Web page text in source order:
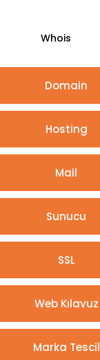
Whois
Domain
Hosting
Mail
Sunucu
SSL
Web Kılavuz
Marka Tescil